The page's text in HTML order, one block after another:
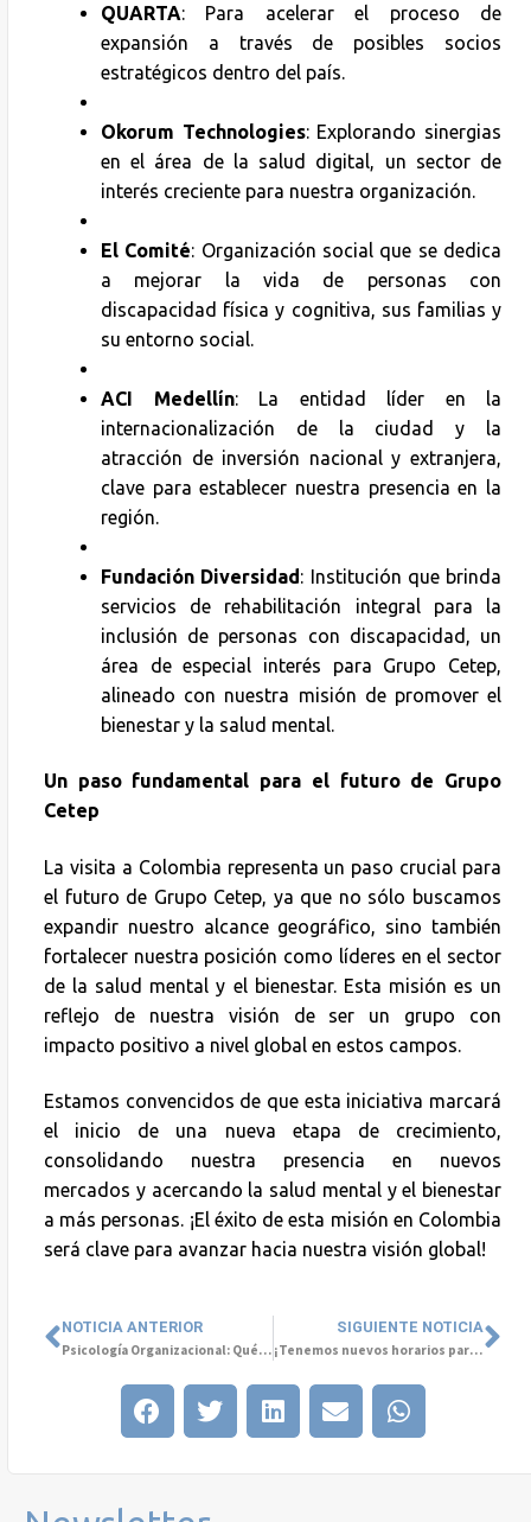
QUARTA: Para acelerar el proceso de
expansión a través de posibles socios
estratégicos dentro del país.
Okorum Technologies: Explorando sinergias
en el área de la salud digital, un sector de
interés creciente para nuestra organización.
El Comité: Organización social que se dedica
a mejorar la vida de personas con
discapacidad física y cognitiva, sus familias y
su entorno social.
ACI Medellín: La entidad líder en la
internacionalización de la ciudad y la
atracción de inversión nacional y extranjera,
clave para establecer nuestra presencia en la
región.
Fundación Diversidad: Institución que brinda
servicios de rehabilitación integral para la
inclusión de personas con discapacidad, un
área de especial interés para Grupo Cetep,
alineado con nuestra misión de promover el
bienestar y la salud mental.
Un paso fundamental para el futuro de Grupo
Cetep
La visita a Colombia representa un paso crucial para
el futuro de Grupo Cetep, ya que no sólo buscamos
expandir nuestro alcance geográfico, sino también
fortalecer nuestra posición como líderes en el sector
de la salud mental y el bienestar. Esta misión es un
reflejo de nuestra visión de ser un grupo con
impacto positivo a nivel global en estos campos.
Estamos convencidos de que esta iniciativa marcará
el inicio de una nueva etapa de crecimiento,
consolidando nuestra presencia en nuevos
mercados y acercando la salud mental y el bienestar
a más personas. ¡El éxito de esta misión en Colombia
será clave para avanzar hacia nuestra visión global!
NOTICIA ANTERIOR
Psicología Organizacional: Qué es y Sus Beneficios Principales
SIGUIENTE NOTICIA
¡Tenemos nuevos horarios para nuestro ciclo de casa abierta en Rancagua!